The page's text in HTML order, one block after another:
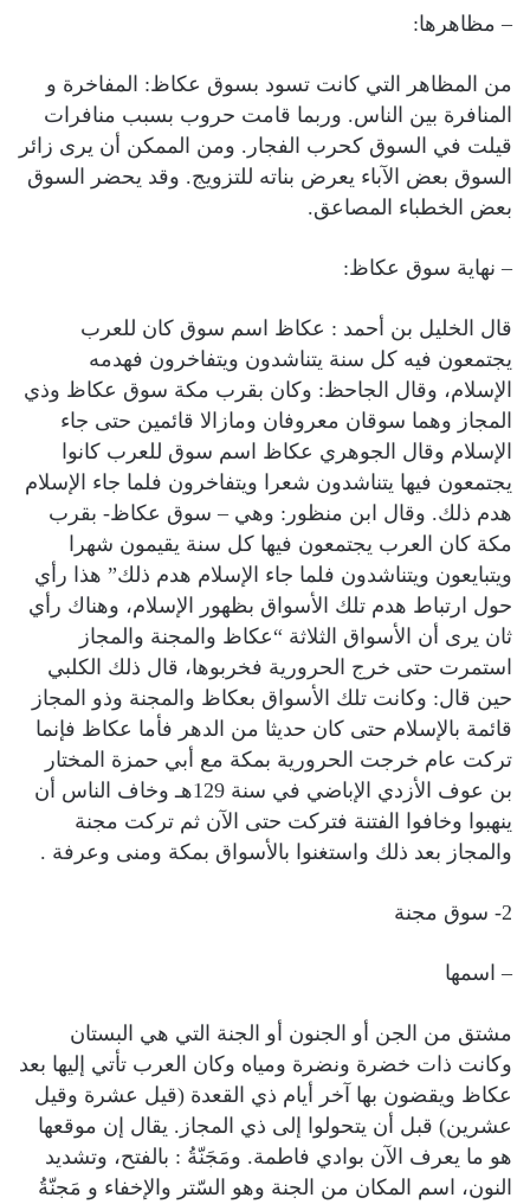
– مظاهرها:
من المظاهر التي كانت تسود بسوق عكاظ: المفاخرة و
المنافرة بين الناس. وربما قامت حروب بسبب منافرات
قيلت في السوق كحرب الفجار. ومن الممكن أن يرى زائر
السوق بعض الآباء يعرض بناته للتزويج. وقد يحضر السوق
بعض الخطباء المصاعق.
– نهاية سوق عكاظ:
قال الخليل بن أحمد : عكاظ اسم سوق كان للعرب
يجتمعون فيه كل سنة يتناشدون ويتفاخرون فهدمه
الإسلام، وقال الجاحظ: وكان بقرب مكة سوق عكاظ وذي
المجاز وهما سوقان معروفان ومازالا قائمين حتى جاء
الإسلام وقال الجوهري عكاظ اسم سوق للعرب كانوا
يجتمعون فيها يتناشدون شعرا ويتفاخرون فلما جاء الإسلام
هدم ذلك. وقال ابن منظور: وهي – سوق عكاظ- بقرب
مكة كان العرب يجتمعون فيها كل سنة يقيمون شهرا
ويتبايعون ويتناشدون فلما جاء الإسلام هدم ذلك” هذا رأي
حول ارتباط هدم تلك الأسواق بظهور الإسلام، وهناك رأي
ثان يرى أن الأسواق الثلاثة “عكاظ والمجنة والمجاز
استمرت حتى خرج الحرورية فخربوها، قال ذلك الكلبي
حين قال: وكانت تلك الأسواق بعكاظ والمجنة وذو المجاز
قائمة بالإسلام حتى كان حديثا من الدهر فأما عكاظ فإنما
تركت عام خرجت الحرورية بمكة مع أبي حمزة المختار
بن عوف الأزدي الإباضي في سنة 129هـ وخاف الناس أن
ينهبوا وخافوا الفتنة فتركت حتى الآن ثم تركت مجنة
والمجاز بعد ذلك واستغنوا بالأسواق بمكة ومنى وعرفة .
2- سوق مجنة
– اسمها
مشتق من الجن أو الجنون أو الجنة التي هي البستان
وكانت ذات خضرة ونضرة ومياه وكان العرب تأتي إليها بعد
عكاظ ويقضون بها آخر أيام ذي القعدة (قيل عشرة وقيل
عشرين) قبل أن يتحولوا إلى ذي المجاز. يقال إن موقعها
هو ما يعرف الآن بوادي فاطمة. ومَجَنّةُ : بالفتح، وتشديد
النون، اسم المكان من الجنة وهو السّتر والإخفاء و مَجنّةُ